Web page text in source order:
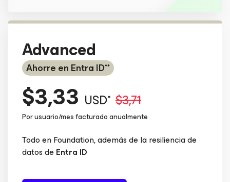
Advanced
Ahorre en Entra ID**
$3,33 USD* $3,71
Por usuario/mes facturado anualmente
Todo en Foundation, además de la resiliencia de
datos de Entra ID